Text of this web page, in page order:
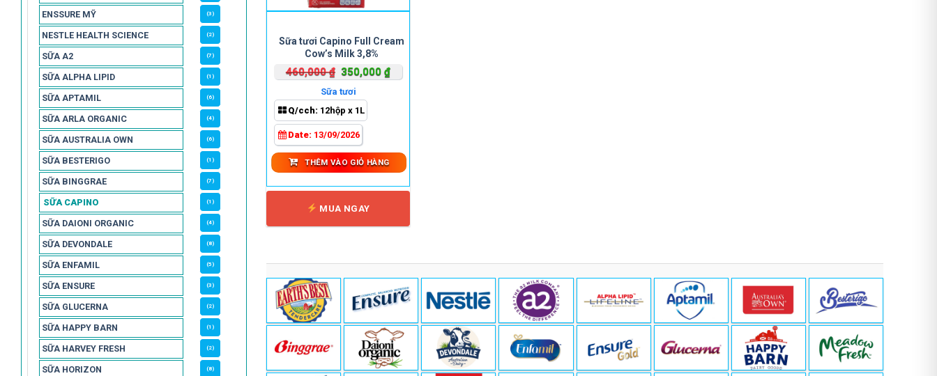
ENSSURE MỸ (3)
NESTLE HEALTH SCIENCE (2)
SỮA A2 (7)
SỮA ALPHA LIPID (1)
SỮA APTAMIL (6)
SỮA ARLA ORGANIC (4)
SỮA AUSTRALIA OWN (6)
SỮA BESTERIGO (1)
SỮA BINGGRAE (7)
SỮA CAPINO (1)
SỮA DAIONI ORGANIC (4)
SỮA DEVONDALE (8)
SỮA ENFAMIL (5)
SỮA ENSURE (3)
SỮA GLUCERNA (2)
SỮA HAPPY BARN (1)
SỮA HARVEY FRESH (2)
SỮA HORIZON (8)
Sữa tươi Capino Full Cream
Cow’s Milk 3,8%
460,000₫ Giá
gốc
là:
460,000 ₫.
350,000₫Giá
Sữa tươi
Q/cch: 12hộp x 1L
Date: 13/09/2026
THÊM VÀO GIỎ HÀNG
MUA NGAY